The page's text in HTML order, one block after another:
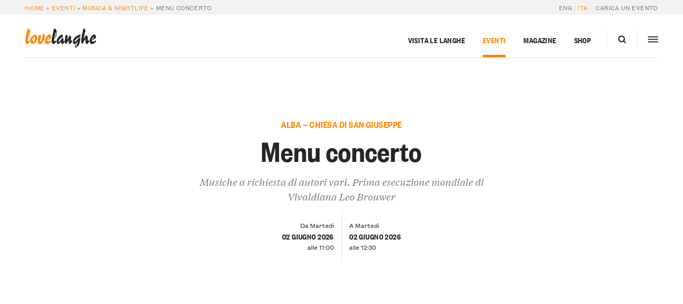
HOME » EVENTI » MUSICA & NIGHTLIFE » MENU CONCERTO ENG ITA CARICA UN EVENTO
lovelanghe VISITA LE LANGHE EVENTI MAGAZINE SHOP
ALBA — CHIESA DI SAN GIUSEPPE
Menu concerto
Musiche a richiesta di autori vari. Prima esecuzione mondiale di
Vivaldiana Leo Brouwer
Da Martedì
02 GIUGNO 2026
alle 11:00
A Martedì
02 GIUGNO 2026
alle 12:30